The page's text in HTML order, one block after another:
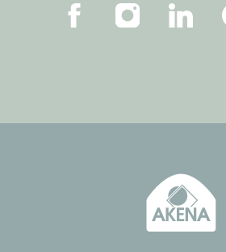
FacebookInstagram